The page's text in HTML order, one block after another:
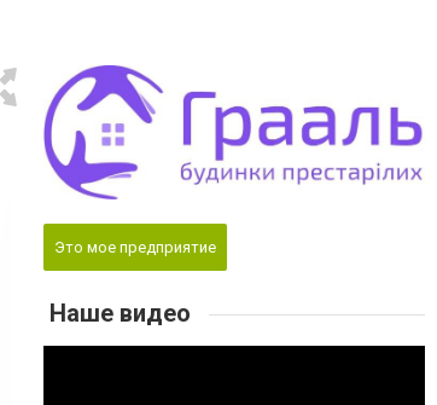
Это мое предприятие
Наше видео